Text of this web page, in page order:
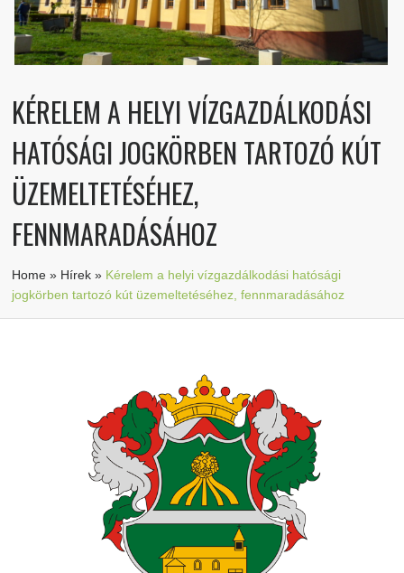
KÉRELEM A HELYI VÍZGAZDÁLKODÁSI
HATÓSÁGI JOGKÖRBEN TARTOZÓ KÚT
ÜZEMELTETÉSÉHEZ,
FENNMARADÁSÁHOZ
Home » Hírek » Kérelem a helyi vízgazdálkodási hatósági
jogkörben tartozó kút üzemeltetéséhez, fennmaradásához